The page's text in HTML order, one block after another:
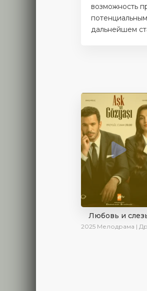
возможность
дальнейшем
Любовь и
2025 Мелодрама | Драма | Новинки | Сериалы